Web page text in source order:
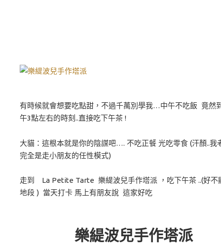
有時候就會想要吃點甜，不過千萬別學我…中午不吃飯 竟然
午3點左右的時刻..直接吃下午茶 !
大貓：這根本就是你的陰謀吧…. 不吃正餐 光吃零食 (汗顏..我
完全是走小朋友的任性模式)
走到 La Petite Tarte 樂緹波兒手作塔派 ，吃下午茶 ..(好不
地段 ) 當天打卡 馬上有朋友說 這家好吃
樂緹波兒手作塔派